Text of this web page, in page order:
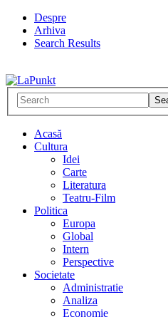
Despre
Arhiva
Search Results
Acasă
Cultura
Idei
Carte
Literatura
Teatru-Film
Politica
Europa
Global
Intern
Perspective
Societate
Administratie
Analiza
Economie